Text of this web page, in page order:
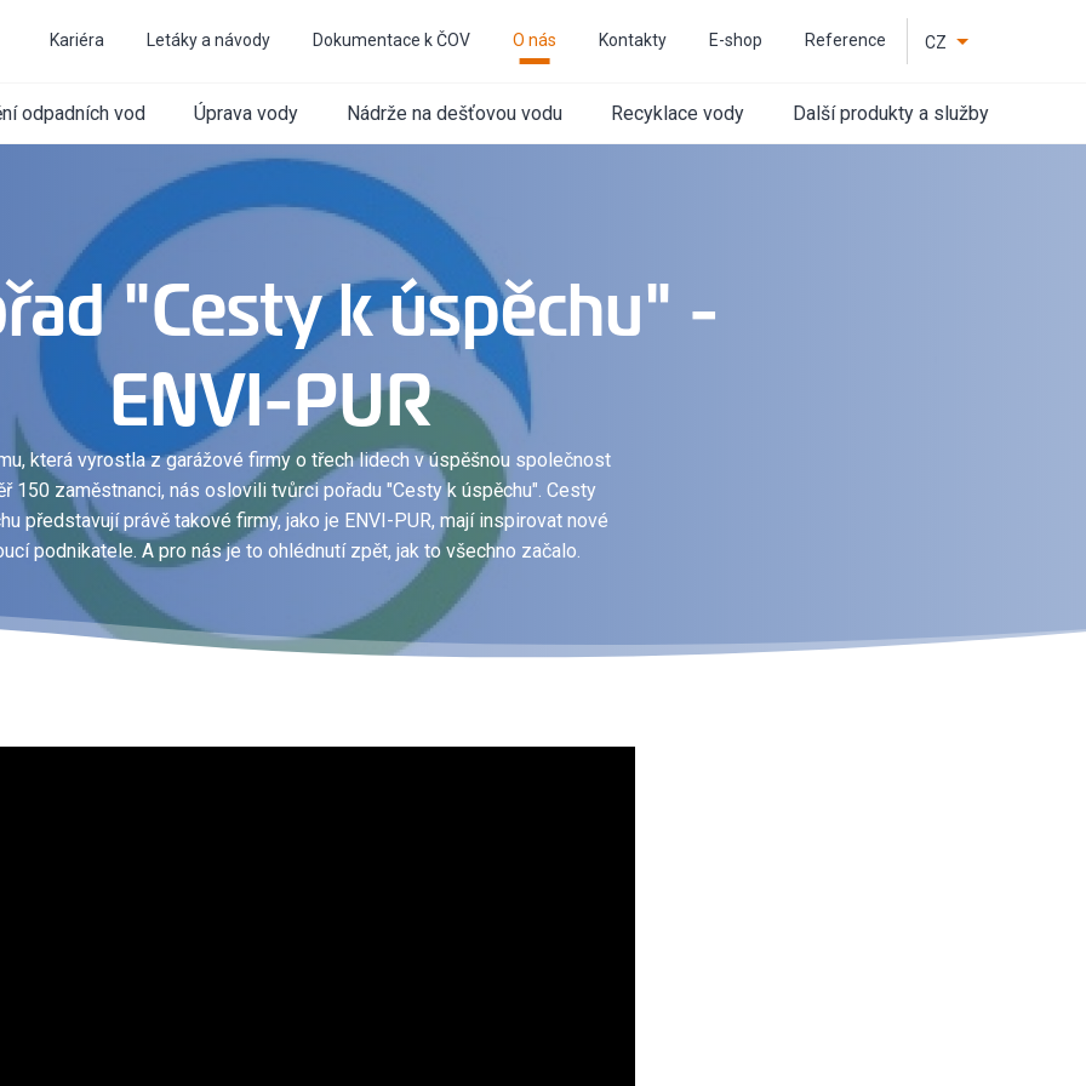
Kariéra Letáky a návody Dokumentace k ČOV O nás Kontakty E-shop Reference CZ
odpadních vod Úprava vody Nádrže na dešťovou vodu Recyklace vody Další produkty a služby
"Cesty k úspěchu" -
ENVI-PUR
která vyrostla z garážové firmy o třech lidech v úspěšnou společnost
150 zaměstnanci, nás oslovili tvůrci pořadu "Cesty k úspěchu". Cesty
představují právě takové firmy, jako je ENVI-PUR, mají inspirovat nové
podnikatele. A pro nás je to ohlédnutí zpět, jak to všechno začalo.